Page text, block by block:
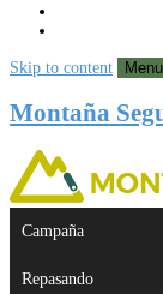
Skip to content Menu
Montaña
Campaña
Repasando